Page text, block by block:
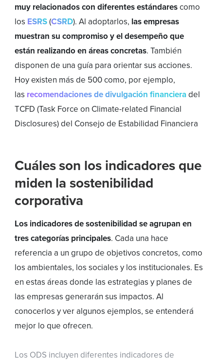
muy relacionados con diferentes estándarescomo
los ESRS(CSRD). Al adoptarlos, las empresas
muestran su compromiso y el desempeño que
están realizando en áreas concretas. También
disponen de una guía para orientar sus acciones.
Hoy existen más de 500 como, por ejemplo,
las recomendaciones de divulgación financieradel
TCFD (Task Force on Climate-related Financial
Disclosures) del Consejo de Estabilidad Financiera
Cuáles son los indicadores que
miden la sostenibilidad
corporativa
Los indicadores de sostenibilidad se agrupan en
tres categorías principales. Cada una hace
referencia a un grupo de objetivos concretos, como
los ambientales, los sociales y los institucionales. Es
en estas áreas donde las estrategias y planes de
las empresas generarán sus impactos. Al
conocerlos y ver algunos ejemplos, se entenderá
mejor lo que ofrecen.
Los ODS incluyen diferentes indicadores de